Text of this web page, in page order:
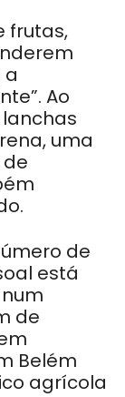
frutas,
a
Ao
uma
de
está
de
Belém
agrícola